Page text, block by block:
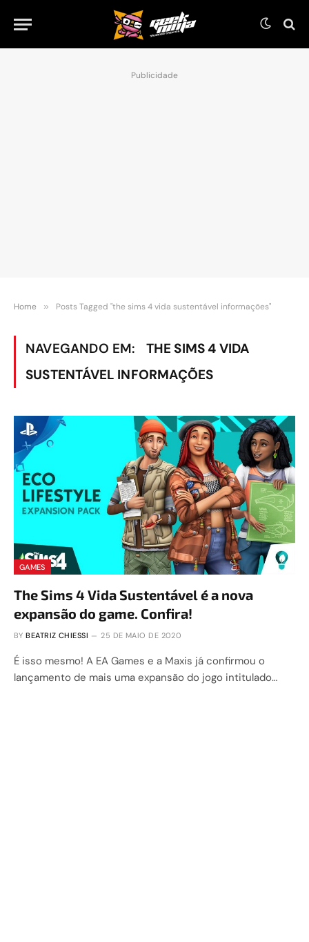
Publicidade
Home » Posts Tagged "the sims 4 vida sustentável informações"
NAVEGANDO EM:
THE SIMS 4 VIDA
SUSTENTÁVEL INFORMAÇÕES
GAMES
The Sims 4 Vida Sustentável é a nova
expansão do game. Confira!
BY BEATRIZ CHIESSI 25 DE MAIO DE 2020
É isso mesmo! A EA Games e a Maxis já confirmou o
lançamento de mais uma expansão do jogo intitulado…